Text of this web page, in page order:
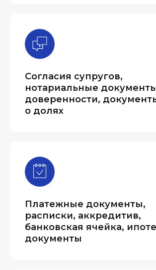
Согласия супругов,
нотариальные
доверенности,
о долях
Платежные документы,
расписки, аккредитив,
банковская ячейка,
документы